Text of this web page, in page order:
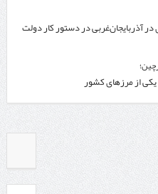
آذربایجان‌غربی در دستور کار دولت
از مرزهای کشور